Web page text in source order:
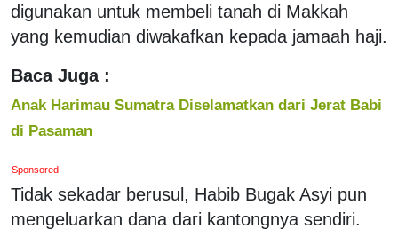
digunakan untuk membeli tanah di Makkah
yang kemudian diwakafkan kepada jamaah haji.
Baca Juga :
Anak Harimau Sumatra Diselamatkan dari Jerat Babi
di Pasaman
Sponsored
Tidak sekadar berusul, Habib Bugak Asyi pun
mengeluarkan dana dari kantongnya sendiri.